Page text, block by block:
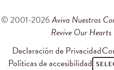
© 2001-2026Aviva Nuestros
Revive Our Hearts
Declaración de Privacidad
Políticas de accesibilidad